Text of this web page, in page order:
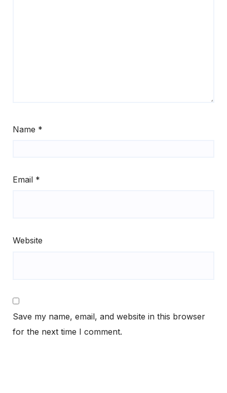
Name *
Email *
Website
Save my name, email, and website in this browser
for the next time I comment.